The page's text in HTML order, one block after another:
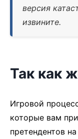
версия
извините.
Так как
Игровой
которые вам
претендентов